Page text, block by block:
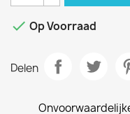
 Op Voorraad
Delen